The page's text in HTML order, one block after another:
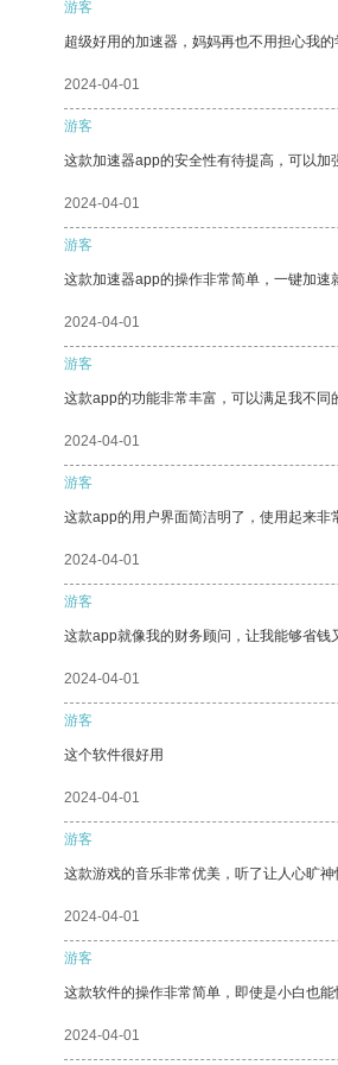
游客
超级好用的加速器，妈妈再也不用担心我的
2024-04-01
游客
这款加速器app的安全性有待提高，可以加
2024-04-01
游客
这款加速器app的操作非常简单，一键加速
2024-04-01
游客
这款app的功能非常丰富，可以满足我不同
2024-04-01
游客
这款app的用户界面简洁明了，使用起来非
2024-04-01
游客
这款app就像我的财务顾问，让我能够省钱
2024-04-01
游客
这个软件很好用
2024-04-01
游客
这款游戏的音乐非常优美，听了让人心旷神
2024-04-01
游客
这款软件的操作非常简单，即使是小白也能
2024-04-01